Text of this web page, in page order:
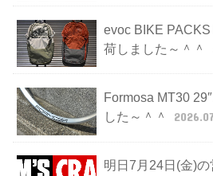
evoc BIKE
荷しました～＾＾
Formosa MT30
した～＾＾
明日7月24日(金)